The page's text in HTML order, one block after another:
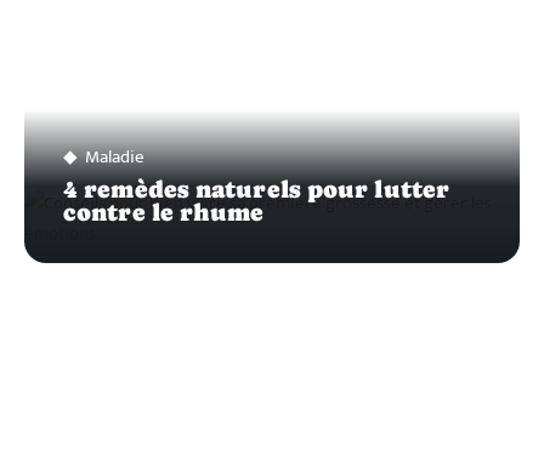
Maladie
4 remèdes naturels pour lutter
contre le rhume